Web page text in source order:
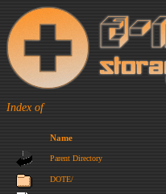
Index of
Name
Parent Directory
DOTE/